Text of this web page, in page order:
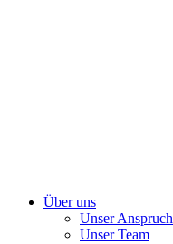
Über uns
Unser Anspruch
Unser Team